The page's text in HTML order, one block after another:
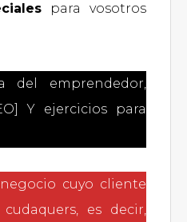
para vosotros
del emprendedor,
Y ejercicios para
cuyo cliente
es decir,